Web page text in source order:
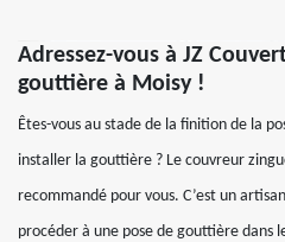
Adressez-vous à JZ
gouttière à Moisy !
Êtes-vous au stade de la finition de la
installer la gouttière ? Le couvreur
recommandé pour vous. C’est un
procéder à une pose de gouttière dans